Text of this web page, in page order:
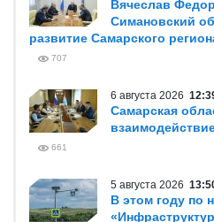
Вячеслав
Симановский
развитие Самарского
707
6 августа 2026
Самарская
661
5 августа 2026
В этом году по